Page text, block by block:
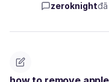
zeroknight